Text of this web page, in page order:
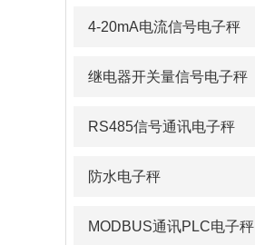
4-20mA电流信号电子秤
继电器开关量信号电子秤
RS485信号通讯电子秤
防水电子秤
MODBUS通讯PLC电子秤